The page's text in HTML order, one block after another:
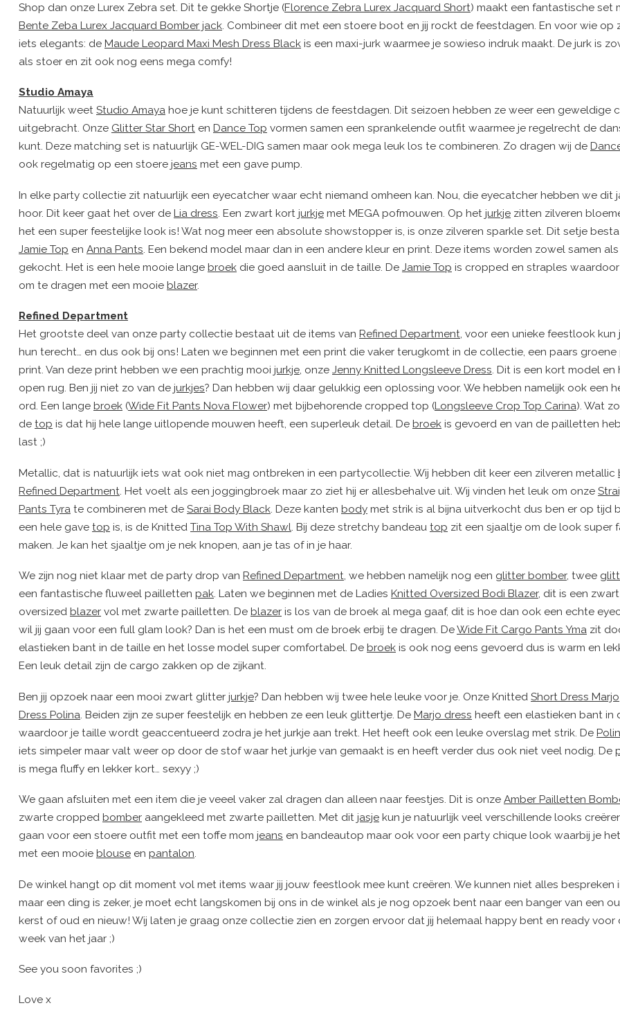
Shop dan onze Lurex Zebra set. Dit te gekke Shortje (Florence Zebra Lurex Jacquard Short) maakt een fantastische set
Bente Zeba Lurex Jacquard Bomber jack. Combineer dit met een stoere boot en jij rockt de feestdagen. En voor wie op
iets elegants: de Maude Leopard Maxi Mesh Dress Black is een maxi-jurk waarmee je sowieso indruk maakt. De jurk is
als stoer en zit ook nog eens mega comfy!
Studio Amaya
Natuurlijk weet Studio Amaya hoe je kunt schitteren tijdens de feestdagen. Dit seizoen hebben ze weer een geweldige
uitgebracht. Onze Glitter Star Short en Dance Top vormen samen een sprankelende outfit waarmee je regelrecht de
kunt. Deze matching set is natuurlijk GE-WEL-DIG samen maar ook mega leuk los te combineren. Zo dragen wij de
ook regelmatig op een stoere jeans met een gave pump.
In elke party collectie zit natuurlijk een eyecatcher waar echt niemand omheen kan. Nou, die eyecatcher hebben we dit
hoor. Dit keer gaat het over de Lia dress. Een zwart kort jurkje met MEGA pofmouwen. Op het jurkje zitten zilveren
het een super feestelijke look is! Wat nog meer een absolute showstopper is, is onze zilveren sparkle set. Dit setje
Jamie Top en Anna Pants. Een bekend model maar dan in een andere kleur en print. Deze items worden zowel samen
gekocht. Het is een hele mooie lange broek die goed aansluit in de taille. De Jamie Top is cropped en straples
om te dragen met een mooie blazer.
Refined Department
Het grootste deel van onze party collectie bestaat uit de items van Refined Department, voor een unieke feestlook kun
hun terecht… en dus ook bij ons! Laten we beginnen met een print die vaker terugkomt in de collectie, een paars
print. Van deze print hebben we een prachtig mooi jurkje, onze Jenny Knitted Longsleeve Dress. Dit is een kort model en
open rug. Ben jij niet zo van de jurkjes? Dan hebben wij daar gelukkig een oplossing voor. We hebben namelijk ook een
ord. Een lange broek (Wide Fit Pants Nova Flower) met bijbehorende cropped top (Longsleeve Crop Top Carina). Wat
de top is dat hij hele lange uitlopende mouwen heeft, een superleuk detail. De broek is gevoerd en van de pailletten
last ;)
Metallic, dat is natuurlijk iets wat ook niet mag ontbreken in een partycollectie. Wij hebben dit keer een zilveren metallic
Refined Department. Het voelt als een joggingbroek maar zo ziet hij er allesbehalve uit. Wij vinden het leuk om onze
Pants Tyra te combineren met de Sarai Body Black. Deze kanten body met strik is al bijna uitverkocht dus ben er op tijd
een hele gave top is, is de Knitted Tina Top With Shawl. Bij deze stretchy bandeau top zit een sjaaltje om de look super
maken. Je kan het sjaaltje om je nek knopen, aan je tas of in je haar.
We zijn nog niet klaar met de party drop van Refined Department, we hebben namelijk nog een glitter bomber, twee
een fantastische fluweel pailletten pak. Laten we beginnen met de Ladies Knitted Oversized Bodi Blazer, dit is een
oversized blazer vol met zwarte pailletten. De blazer is los van de broek al mega gaaf, dit is hoe dan ook een echte
wil jij gaan voor een full glam look? Dan is het een must om de broek erbij te dragen. DeWide Fit Cargo Pants Yma zit
elastieken bant in de taille en het losse model super comfortabel. De broek is ook nog eens gevoerd dus is warm en
Een leuk detail zijn de cargo zakken op de zijkant.
Ben jij opzoek naar een mooi zwart glitter jurkje? Dan hebben wij twee hele leuke voor je. Onze Knitted Short Dress Marjo
Dress Polina . Beiden zijn ze super feestelijk en hebben ze een leuk glittertje. De Marjo dress heeft een elastieken bant in
waardoor je taille wordt geaccentueerd zodra je het jurkje aan trekt. Het heeft ook een leuke overslag met strik. De
iets simpeler maar valt weer op door de stof waar het jurkje van gemaakt is en heeft verder dus ook niet veel nodig. De
is mega fluffy en lekker kort… sexyy ;)
We gaan afsluiten met een item die je veeel vaker zal dragen dan alleen naar feestjes. Dit is onze Amber Pailletten
zwarte cropped bomber aangekleed met zwarte pailletten. Met dit jasje kun je natuurlijk veel verschillende looks
gaan voor een stoere outfit met een toffe mom jeans en bandeautop maar ook voor een party chique look waarbij je
met een mooie blouse en pantalon.
De winkel hangt op dit moment vol met items waar jij jouw feestlook mee kunt creëren. We kunnen niet alles bespreken
maar een ding is zeker, je moet echt langskomen bij ons in de winkel als je nog opzoek bent naar een banger van een
kerst of oud en nieuw! Wij laten je graag onze collectie zien en zorgen ervoor dat jij helemaal happy bent en ready voor
week van het jaar ;)
See you soon favorites ;)
Love x